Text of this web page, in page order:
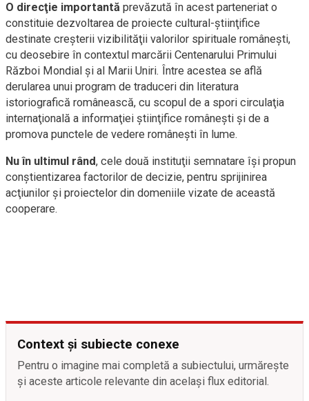
O direcţie importantă prevăzută în acest parteneriat o
constituie dezvoltarea de proiecte cultural-ştiinţifice
destinate creşterii vizibilităţii valorilor spirituale româneşti,
cu deosebire în contextul marcării Centenarului Primului
Război Mondial şi al Marii Uniri. Între acestea se află
derularea unui program de traduceri din literatura
istoriografică românească, cu scopul de a spori circulaţia
internaţională a informaţiei ştiinţifice româneşti şi de a
promova punctele de vedere româneşti în lume.
Nu în ultimul rând, cele două instituţii semnatare îşi propun
conştientizarea factorilor de decizie, pentru sprijinirea
acţiunilor şi proiectelor din domeniile vizate de această
cooperare.
Context și subiecte conexe
Pentru o imagine mai completă a subiectului, urmărește
și aceste articole relevante din același flux editorial.